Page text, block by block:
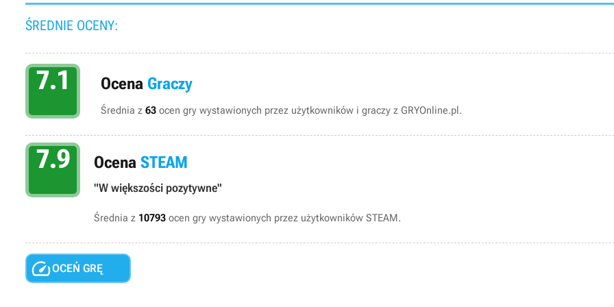
ŚREDNIE OCENY:
7.1 Ocena Graczy
Średnia z 63 ocen gry wystawionych przez użytkowników i graczy z GRYOnline.pl.
7.9 Ocena STEAM
"W większości pozytywne"
Średnia z 10793 ocen gry wystawionych przez użytkowników STEAM.
OCEŃ GRĘ